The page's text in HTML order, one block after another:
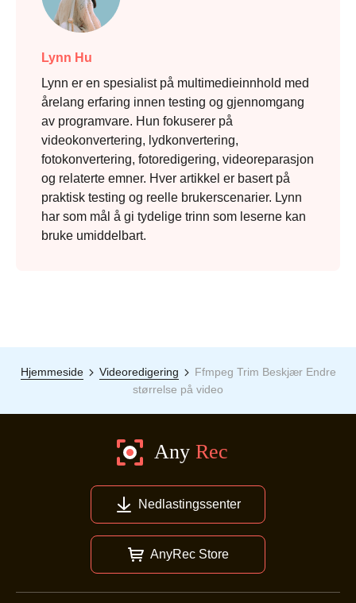
Lynn Hu
Lynn er en spesialist på multimedieinnhold med
årelang erfaring innen testing og gjennomgang
av programvare. Hun fokuserer på
videokonvertering, lydkonvertering,
fotokonvertering, fotoredigering, videoreparasjon
og relaterte emner. Hver artikkel er basert på
praktisk testing og reelle brukerscenarier. Lynn
har som mål å gi tydelige trinn som leserne kan
bruke umiddelbart.
Hjemmeside Videoredigering
Ffmpeg Trim Beskjær Endre
størrelse på video
Nedlastingssenter
AnyRec Store